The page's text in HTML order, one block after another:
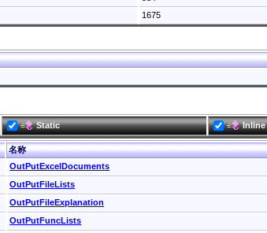
1675
Static Inline
名称
OutPutExcelDocuments
OutPutFileLists
OutPutFileExplanation
OutPutFuncLists